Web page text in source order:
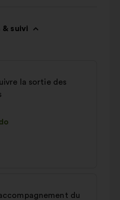
suivi
la sortie des
du